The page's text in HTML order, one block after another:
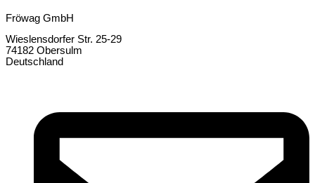
Fröwag GmbH
Wieslensdorfer Str. 25-29
74182 Obersulm
Deutschland